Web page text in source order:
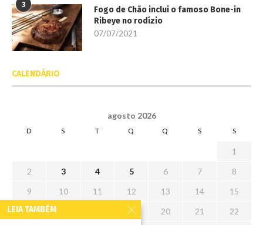
3
Fogo de Chão inclui o famoso Bone-in
Ribeye no rodízio
07/07/2021
CALENDÁRIO
agosto 2026
D S T Q Q S S
1
2
3 4 5 6 7
8
9
10 11 12 13 14
15
16
19 20 21 22
LEIA TAMBÉM